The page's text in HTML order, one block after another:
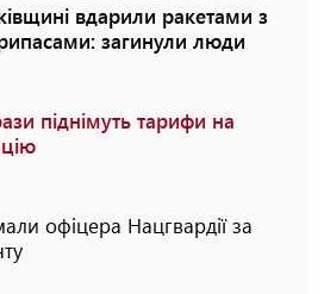
вдарили ракетами з
загинули люди
піднімуть тарифи на
офіцера Нацгвардії за